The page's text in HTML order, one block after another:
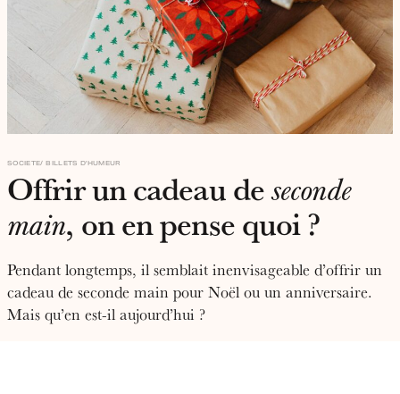
BILLETS D'HUMEUR
SOCIETE
Offrir un cadeau deseconde
main, on en pense quoi ?
Pendant longtemps, il semblait inenvisageable d’offrir un
cadeau de seconde main pour Noël ou un anniversaire.
Mais qu’en est-il aujourd’hui ?